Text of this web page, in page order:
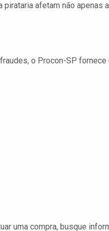
afetam não apenas
o Procon-SP
uma compra, busque